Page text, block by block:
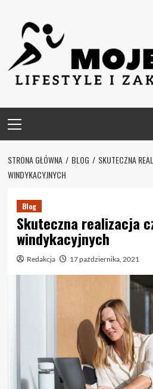
content
Menu
STRONA GŁÓWNA BLOG
SKUTECZNA
WINDYKACYJNYCH
Blog
Skuteczna realizacja
windykacyjnych
Redakcja 17 października, 2021